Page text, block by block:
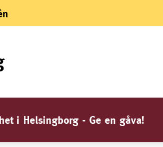
i Helsingborg - Ge en gåva!